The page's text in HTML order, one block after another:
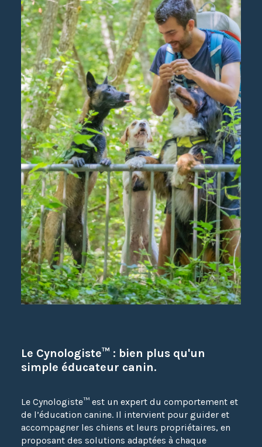
Le Cynologiste™ : bien plus qu'un
simple éducateur canin.
Le Cynologiste™ est un expert du comportement et
de l’éducation canine. Il intervient pour guider et
accompagner les chiens et leurs propriétaires, en
proposant des solutions adaptées à chaque